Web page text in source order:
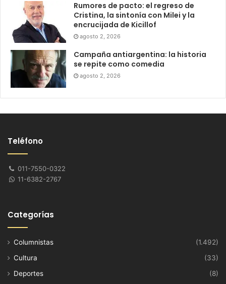
Rumores de pacto: el regreso de
Cristina, la sintonía con Milei y la
encrucijada de Kicillof
agosto 2, 2026
Campaña antiargentina: la historia
se repite como comedia
agosto 2, 2026
Teléfono
011-7550-0322
11-6382-2767
Categorías
Columnistas
(1.492)
Cultura
(33)
Deportes
(8)